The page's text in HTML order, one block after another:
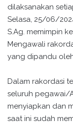
dilaksanakan
Selasa, 25/06/
S.Ag. memimpin
Mengawali
yang dipandu
Dalam rakordasi
seluruh pegawai/
menyiapkan dan
saat ini sudah